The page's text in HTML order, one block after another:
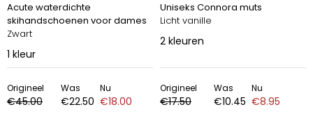
Acute waterdichte
skihandschoenen voor dames
Zwart
1 kleur
Origineel
€45.00
Was
€22.50
Nu
€18.00
Uniseks Connora muts
Licht vanille
2 kleuren
Origineel
€17.50
Was
€10.45
Nu
€8.95